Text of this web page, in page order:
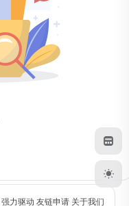
强力驱动 友链申请 关于我们